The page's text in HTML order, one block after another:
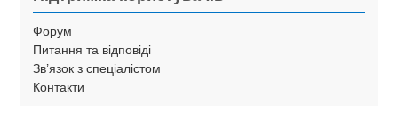
Форум
Питання та відповіді
Зв’язок з спеціалістом
Контакти